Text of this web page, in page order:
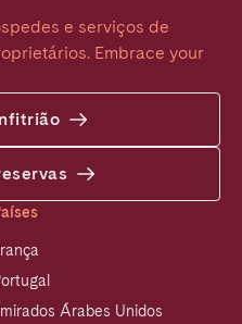
e serviços de
Embrace your
Árabes Unidos